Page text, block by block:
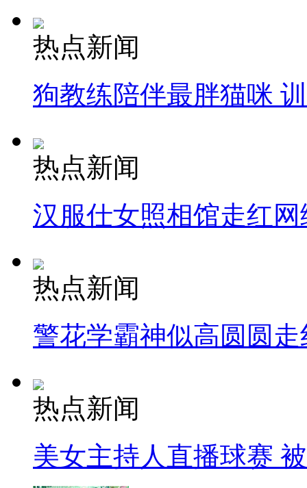
热点新闻
狗教练陪伴最胖猫咪
热点新闻
汉服仕女照相馆走红网
热点新闻
警花学霸神似高圆圆走
热点新闻
美女主持人直播球赛